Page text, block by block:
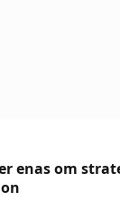
enas om